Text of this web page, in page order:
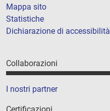
Mappa sito
Statistiche
Dichiarazione di accessibilità
Collaborazioni
I nostri partner